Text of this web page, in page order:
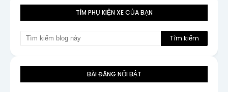
TÌM PHỤ KIỆN XE CỦA BẠN
BÀI ĐĂNG NỔI BẬT